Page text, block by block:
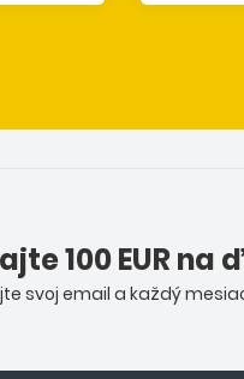
100 EUR na
svoj email a každý